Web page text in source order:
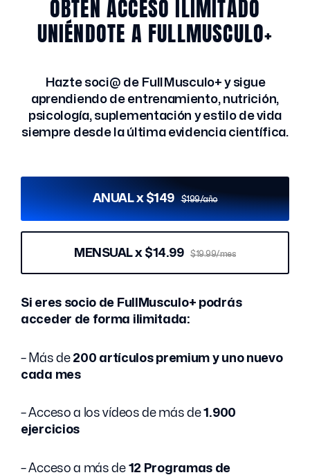
OBTÉN ACCESO ILIMITADO
UNIÉNDOTE A FULLMUSCULO+
Hazte soci@ de FullMusculo+ y sigue
aprendiendo de entrenamiento, nutrición,
psicología, suplementación y estilo de vida
siempre desde la última evidencia científica.
ANUAL x $149 $199/año
MENSUAL x $14.99 $19.99/mes
Si eres socio de FullMusculo+ podrás
acceder de forma ilimitada:
– Más de 200 artículos premium y uno nuevo
cada mes
– Acceso a los vídeos de más de1.900
ejercicios
– Acceso a más de 12 Programas de